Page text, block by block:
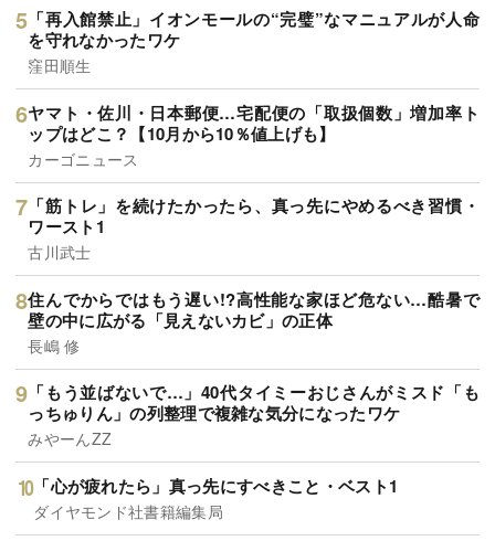
「再入館禁止」イオンモールの“完璧”なマニュアルが人命
を守れなかったワケ
窪田順生
ヤマト・佐川・日本郵便…宅配便の「取扱個数」増加率ト
ップはどこ？【10月から10％値上げも】
カーゴニュース
「筋トレ」を続けたかったら、真っ先にやめるべき習慣・
ワースト1
古川武士
住んでからではもう遅い!?高性能な家ほど危ない…酷暑で
壁の中に広がる「見えないカビ」の正体
長嶋 修
「もう並ばないで…」40代タイミーおじさんがミスド「も
っちゅりん」の列整理で複雑な気分になったワケ
みやーんZZ
「心が疲れたら」真っ先にすべきこと・ベスト1
ダイヤモンド社書籍編集局